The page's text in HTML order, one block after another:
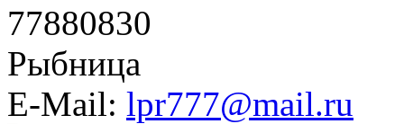
77880830
Рыбница
E-Mail: lpr777@mail.ru